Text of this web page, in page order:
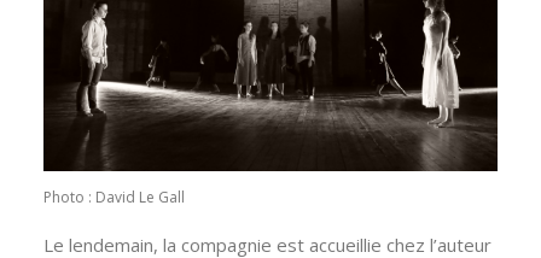
Photo : David Le Gall
Le lendemain, la compagnie est accueillie chez l’auteur